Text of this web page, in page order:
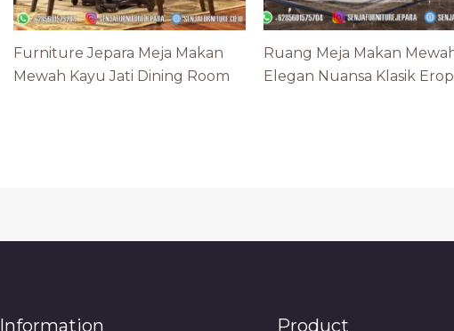
Furniture Jepara Meja Makan
Mewah Kayu Jati Dining Room
Ruang Meja Makan
Elegan Nuansa Klasik
Information Product